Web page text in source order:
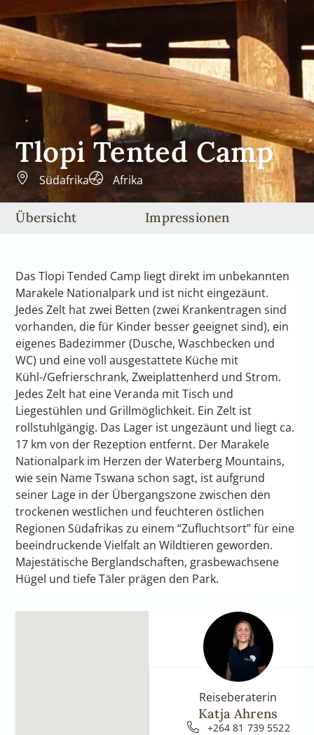
Tlopi Tented Camp
Südafrika Afrika
Übersicht Impressionen
Das Tlopi Tended Camp liegt direkt im unbekannten
Marakele Nationalpark und ist nicht eingezäunt.
Jedes Zelt hat zwei Betten (zwei Krankentragen sind
vorhanden, die für Kinder besser geeignet sind), ein
eigenes Badezimmer (Dusche, Waschbecken und
WC) und eine voll ausgestattete Küche mit
Kühl-/Gefrierschrank, Zweiplattenherd und Strom.
Jedes Zelt hat eine Veranda mit Tisch und
Liegestühlen und Grillmöglichkeit. Ein Zelt ist
rollstuhlgängig. Das Lager ist ungezäunt und liegt ca.
17 km von der Rezeption entfernt. Der Marakele
Nationalpark im Herzen der Waterberg Mountains,
wie sein Name Tswana schon sagt, ist aufgrund
seiner Lage in der Übergangszone zwischen den
trockenen westlichen und feuchteren östlichen
Regionen Südafrikas zu einem “Zufluchtsort” für eine
beeindruckende Vielfalt an Wildtieren geworden.
Majestätische Berglandschaften, grasbewachsene
Hügel und tiefe Täler prägen den Park.
Reiseberaterin
Katja Ahrens
+264 81 739 5522